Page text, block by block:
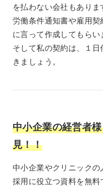
を払わない会社もありま
労働条件通知書や雇用
に言って作成してもらい
そして私の契約は、１
きましょう。
中小企業の経営者
見！！
中小企業やクリニック
採用に役立つ資料を無